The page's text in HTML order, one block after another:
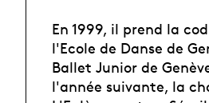
En 1999, il prend la
l'Ecole de Danse de
Ballet Junior de
l'année suivante, la